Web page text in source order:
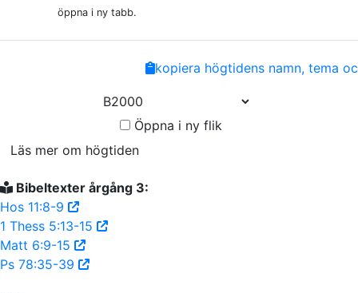
öppna i ny tabb.
EmailCopy
kopiera högtidens namn, tema
Öppna i ny flik
Läs mer om högtiden
Bibeltexter årgång 3:
Hos 11:8-9
1 Thess 5:13-15
Matt 6:9-15
Ps 78:35-39